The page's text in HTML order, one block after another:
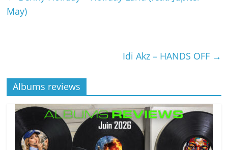
May)
Idi Akz – HANDS OFF →
Albums reviews